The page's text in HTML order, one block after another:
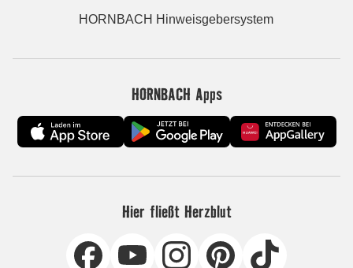
HORNBACH Hinweisgebersystem
HORNBACH Apps
Hier fließt Herzblut